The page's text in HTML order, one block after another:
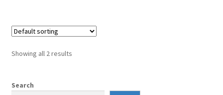
Showing all 2 results
Search